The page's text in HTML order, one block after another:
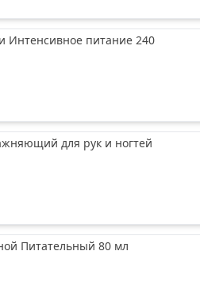
Интенсивное питание 240
для рук и ногтей
Питательный 80 мл